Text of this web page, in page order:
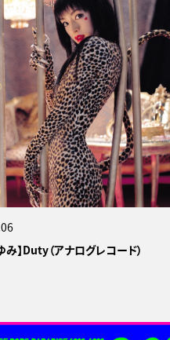
み】Duty（アナログレコード）